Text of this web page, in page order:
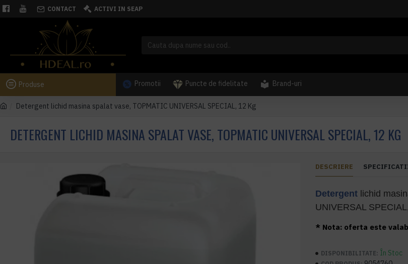
CONTACT ACTIVI IN SEAP
Produse Promotii Puncte de fidelitate Brand-uri
Detergent lichid masina spalat vase, TOPMATIC UNIVERSAL SPECIAL, 12 Kg
DETERGENT LICHID MASINA SPALAT VASE, TOPMATIC UNIVERSAL SPECIAL, 12 KG
DESCRIERE
Detergent lichid
UNIVERSAL
* Nota: oferta este
DISPONIBILITATE: În Stoc